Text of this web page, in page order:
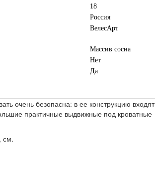
18
Россия
ВелесАрт
Массив сосна
Нет
Да
очень безопасна: в ее конструкцию входят
практичные выдвижные под кроватные
см.